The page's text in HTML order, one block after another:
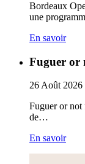
Bordeaux
une
En savoir
Fuguer or
26Août 2026
Fuguer or
de…
En savoir